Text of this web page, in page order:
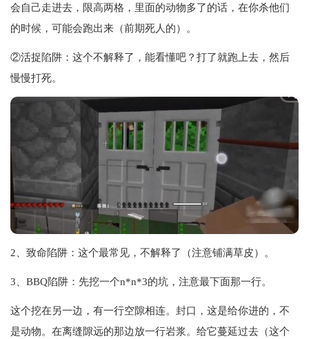
会自己走进去，限高两格，里面的动物多了的话，在你杀他们
的时候，可能会跑出来（前期死人的）。
②活捉陷阱：这个不解释了，能看懂吧？打了就跑上去，然后
慢慢打死。
2、致命陷阱：这个最常见，不解释了（注意铺满草皮）。
3、BBQ陷阱：先挖一个n*n*3的坑，注意最下面那一行。
这个挖在另一边，有一行空隙相连。封口，这是给你进的，不
是动物。在离缝隙远的那边放一行岩浆。给它蔓延过去（这个